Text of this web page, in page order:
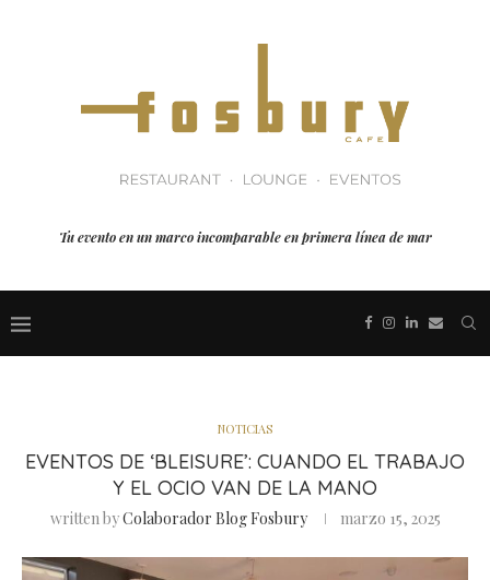
Tu evento en un marco incomparable en primera línea de mar
NOTICIAS
EVENTOS DE ‘BLEISURE’: CUANDO EL TRABAJO
Y EL OCIO VAN DE LA MANO
written byColaborador Blog Fosbury marzo 15, 2025